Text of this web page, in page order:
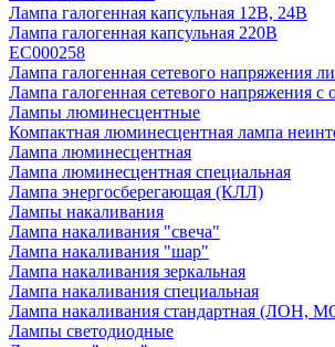
Лампа галогенная капсульная 12В, 24В
Лампа галогенная капсульная 220В
EC000258
Лампа галогенная сетевого напряжения
Лампа галогенная сетевого напряжения с
Лампы люминесцентные
Компактная люминесцентная лампа
Лампа люминесцентная
Лампа люминесцентная специальная
Лампа энергосберегающая (КЛЛ)
Лампы накаливания
Лампа накаливания "свеча"
Лампа накаливания "шар"
Лампа накаливания зеркальная
Лампа накаливания специальная
Лампа накаливания стандартная (ЛОН,
Лампы светодиодные